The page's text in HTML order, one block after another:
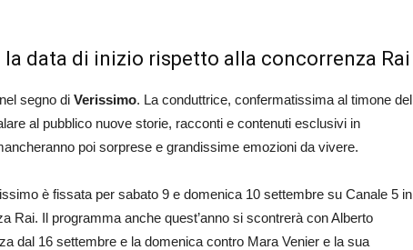
data di inizio rispetto alla concorrenza Rai
segno di Verissimo. La conduttrice, confermatissima al timone del
al pubblico nuove storie, racconti e contenuti esclusivi in
poi sorprese e grandissime emozioni da vivere.
è fissata per sabato 9 e domenica 10 settembre su Canale 5 in
Rai. Il programma anche quest’anno si scontrerà con Alberto
dal 16 settembre e la domenica contro Mara Venier e la sua